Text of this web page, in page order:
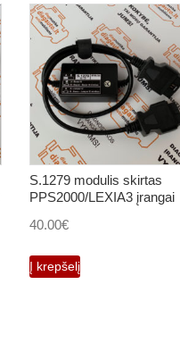
S.1279 modulis skirtas
PPS2000/LEXIA3 įrangai
40.00€
Į krepšelį